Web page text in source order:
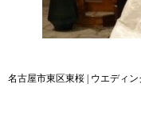
名古屋市東区東桜 | ウエディ